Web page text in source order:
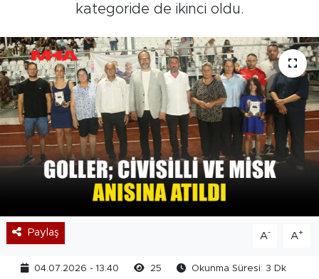
kategoride de ikinci oldu.
Paylaş A- A+
04.07.2026 - 13:40 25 Okunma Süresi: 3 Dk